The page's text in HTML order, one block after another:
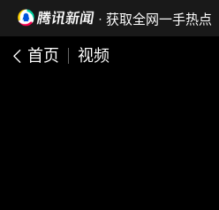
· 获取全网一手热点
首页 视频